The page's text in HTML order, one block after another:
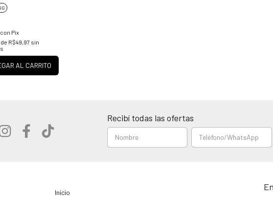
con Pix
R$49,97 sin
AL CARRITO
Recibí todas las ofertas
Início